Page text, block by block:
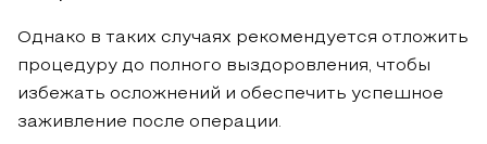
Однако в таких случаях рекомендуется отложить
процедуру до полного выздоровления, чтобы
избежать осложнений и обеспечить успешное
заживление после операции.